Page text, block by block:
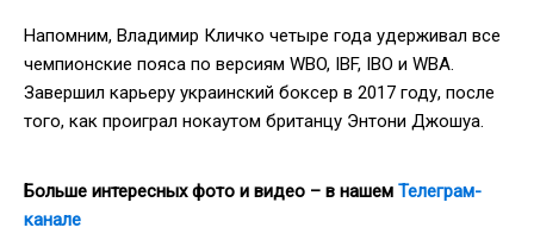
Напомним, Владимир Кличко четыре года удерживал все
чемпионские пояса по версиям WBO, IBF, IBO и WBA.
Завершил карьеру украинский боксер в 2017 году, после
того, как проиграл нокаутом британцу Энтони Джошуа.
Больше интересных фото и видео – в нашем Телеграм-
канале